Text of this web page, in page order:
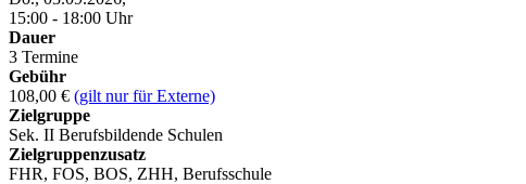
15:00 - 18:00 Uhr
Dauer
3 Termine
Gebühr
108,00 € (gilt nur für Externe)
Zielgruppe
Sek. II Berufsbildende Schulen
Zielgruppenzusatz
FHR, FOS, BOS, ZHH, Berufsschule